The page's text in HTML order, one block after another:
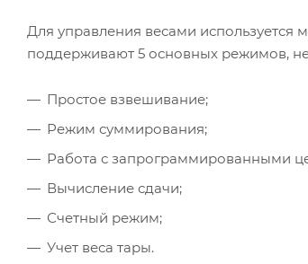
Для управления весами используется
поддерживают 5 основных режимов,
Простое взвешивание;
Режим суммирования;
Работа с запрограммированными
Вычисление сдачи;
Счетный режим;
Учет веса тары.